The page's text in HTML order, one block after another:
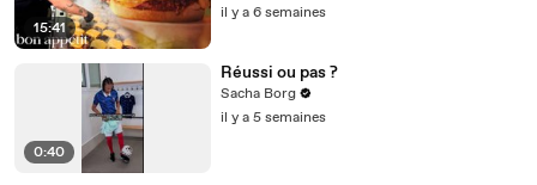
15:41
il y a 6 semaines
0:40
Réussi ou pas ?
Sacha Borg
il y a 5 semaines